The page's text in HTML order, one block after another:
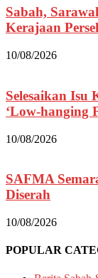
Sabah,
Kerajaan
10/08/2026
Selesaikan Isu
‘Low-hanging
10/08/2026
SAFMA
Diserah
10/08/2026
POPULAR